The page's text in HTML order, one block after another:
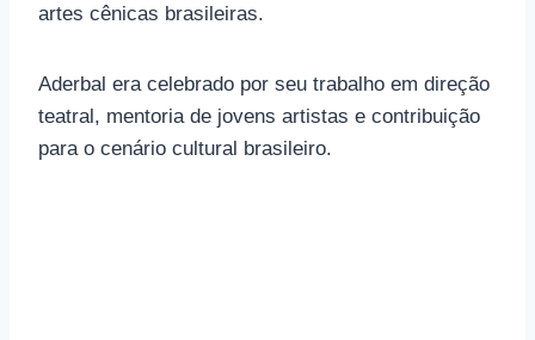
artes cênicas brasileiras.
Aderbal era celebrado por seu trabalho em direção
teatral, mentoria de jovens artistas e contribuição
para o cenário cultural brasileiro.